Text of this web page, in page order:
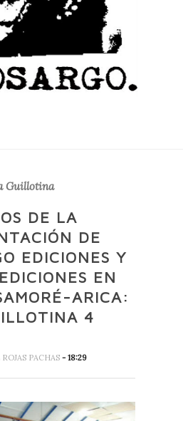
Guillotina
DE LA
DE
EDICIONES Y
EN
ARICA:
4
PACHAS- 18:29